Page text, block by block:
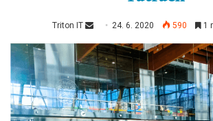
Triton IT
Send
an
email
24. 6. 2020 590 1